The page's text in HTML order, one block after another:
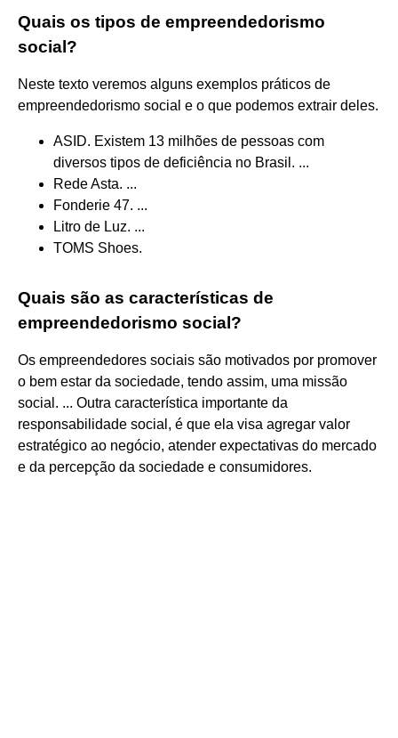
Quais os tipos de empreendedorismo
social?
Neste texto veremos alguns exemplos práticos de
empreendedorismo social e o que podemos extrair deles.
ASID. Existem 13 milhões de pessoas com
diversos tipos de deficiência no Brasil. ...
Rede Asta. ...
Fonderie 47. ...
Litro de Luz. ...
TOMS Shoes.
Quais são as características de
empreendedorismo social?
Os empreendedores sociais são motivados por promover
o bem estar da sociedade, tendo assim, uma missão
social. ... Outra característica importante da
responsabilidade social, é que ela visa agregar valor
estratégico ao negócio, atender expectativas do mercado
e da percepção da sociedade e consumidores.